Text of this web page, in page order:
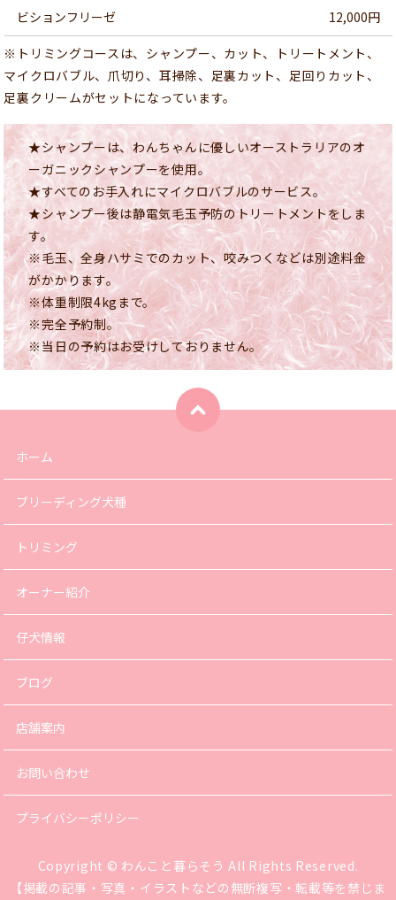
ビションフリーゼ 12,000円
※トリミングコースは、シャンプー、カット、トリートメント、
マイクロバブル、爪切り、耳掃除、足裏カット、足回りカット、
足裏クリームがセットになっています。
★シャンプーは、わんちゃんに優しいオーストラリアのオ
ーガニックシャンプーを使用。
★すべてのお手入れにマイクロバブルのサービス。
★シャンプー後は静電気毛玉予防のトリートメントをしま
す。
※毛玉、全身ハサミでのカット、咬みつくなどは別途料金
がかかります。
※体重制限4kgまで。
※完全予約制。
※当日の予約はお受けしておりません。
ホーム
ブリーディング犬種
トリミング
オーナー紹介
仔犬情報
ブログ
店舗案内
お問い合わせ
プライバシーポリシー
Copyright © わんこと暮らそう All Rights Reserved.
【掲載の記事・写真・イラストなどの無断複写・転載等を禁じま